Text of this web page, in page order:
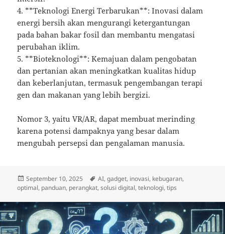
4. **Teknologi Energi Terbarukan**: Inovasi dalam
energi bersih akan mengurangi ketergantungan
pada bahan bakar fosil dan membantu mengatasi
perubahan iklim.
5. **Bioteknologi**: Kemajuan dalam pengobatan
dan pertanian akan meningkatkan kualitas hidup
dan keberlanjutan, termasuk pengembangan terapi
gen dan makanan yang lebih bergizi.
Nomor 3, yaitu VR/AR, dapat membuat merinding
karena potensi dampaknya yang besar dalam
mengubah persepsi dan pengalaman manusia.
Diposkan
pada
September 10, 2025 Tag
AI,gadget, inovasi, kebugaran,
optimal, panduan, perangkat,solusi digital,teknologi,tips